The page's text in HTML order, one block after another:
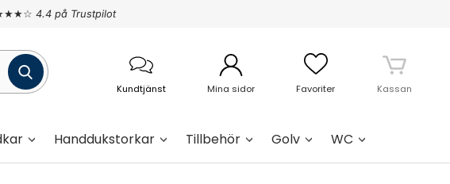
4.4 på Trustpilot
Kundtjänst Mina sidor Favoriter Kassan
Handdukstorkar Tillbehör Golv WC